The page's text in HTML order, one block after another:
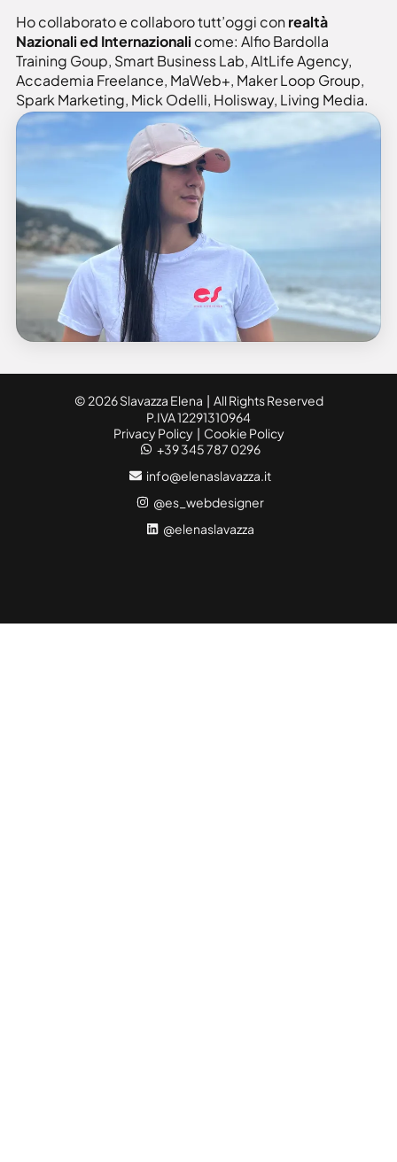
Ho collaborato e collaboro tutt’oggi conrealtà
Nazionali ed Internazionali come: Alfio Bardolla
Training Goup, Smart Business Lab, AltLife Agency,
Accademia Freelance, MaWeb+, Maker Loop Group,
Spark Marketing, Mick Odelli, Holisway, Living Media.
© 2026 Slavazza Elena | All Rights Reserved
P.IVA 12291310964
Privacy Policy| Cookie Policy
+39 345 787 0296
info@elenaslavazza.it
@es_webdesigner
@elenaslavazza